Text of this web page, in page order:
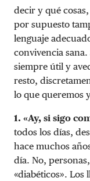
decir y qué
por supuesto
lenguaje
convivencia
siempre útil y
resto,
lo que queremos
1. «Ay, si sigo
todos los días,
hace muchos
día. No,
«diabéticos». Los